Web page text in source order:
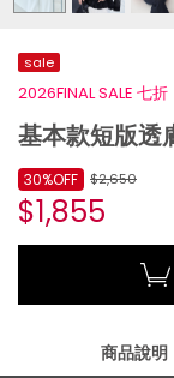
sale
2026FINAL SALE 七折
基本款短版透
$2,650
$1,855
30%OFF
商品說明